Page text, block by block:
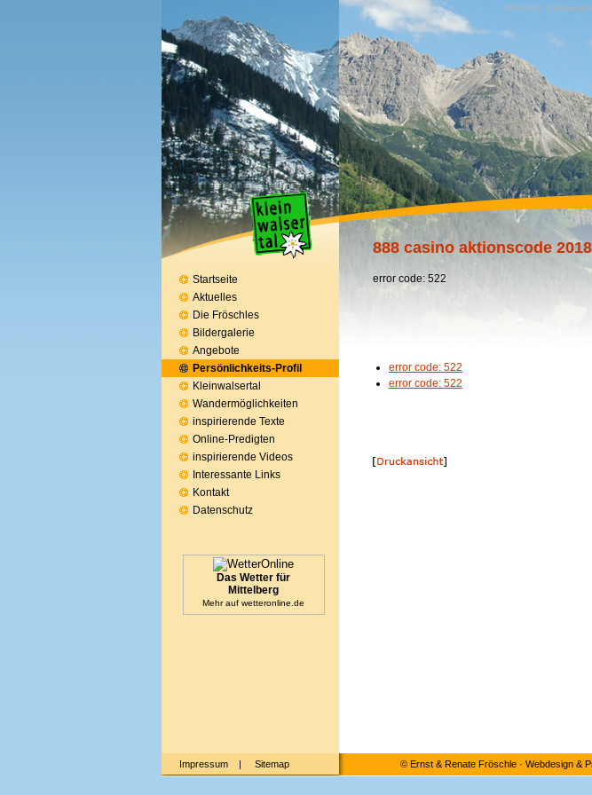
Wandern, Erholung
888 casino aktionscode
error code: 522
error code: 522
error code: 522
Startseite
Aktuelles
Die Fröschles
Bildergalerie
Angebote
Persönlichkeits-Profil
Kleinwalsertal
Wandermöglichkeiten
inspirierende Texte
Online-Predigten
inspirierende Videos
Interessante Links
Kontakt
Datenschutz
Das Wetter für
Mittelberg
Mehr auf wetteronline.de
Impressum | Sitemap © Ernst & Renate Fröschle· Webdesign &